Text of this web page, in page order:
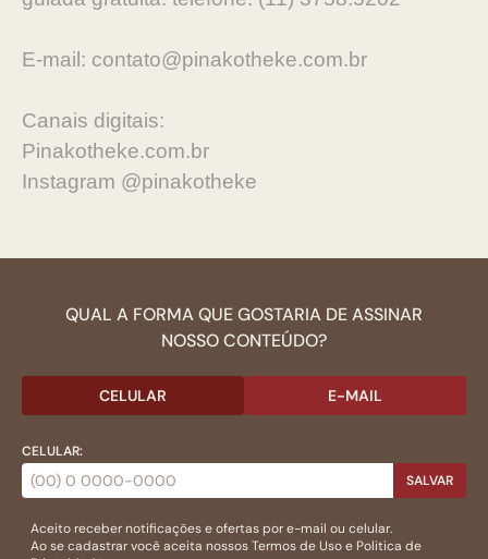
E-mail: contato@pinakotheke.com.br
Canais digitais:
Pinakotheke.com.br
Instagram @pinakotheke
QUAL A FORMA QUE GOSTARIA DE ASSINAR
NOSSO CONTEÚDO?
CELULAR E-MAIL
CELULAR:
SALVAR
Aceito receber notificações e ofertas por e-mail ou celular.
Ao se cadastrar você aceita nossosTermos de Usoe Politica de